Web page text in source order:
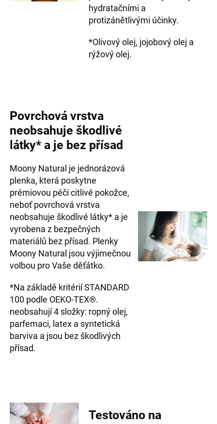
hydratačními a
protizánětlivými účinky.
*Olivový olej, jojobový olej a
rýžový olej.
Povrchová vrstva
neobsahuje škodlivé
látky* a je bez přísad
Moony Natural je jednorázová
plenka, která poskytne
prémiovou péči citlivé pokožce,
neboť povrchová vrstva
neobsahuje škodlivé látky* a je
vyrobena z bezpečných
materiálů bez přísad. Plenky
Moony Natural jsou výjimečnou
volbou pro Vaše děťátko.
*Na základě kritérií STANDARD
100 podle OEKO‐TEX®.
neobsahují 4 složky: ropný olej,
parfemaci, latex a syntetická
barviva a jsou bez škodlivých
přísad.
Testováno na